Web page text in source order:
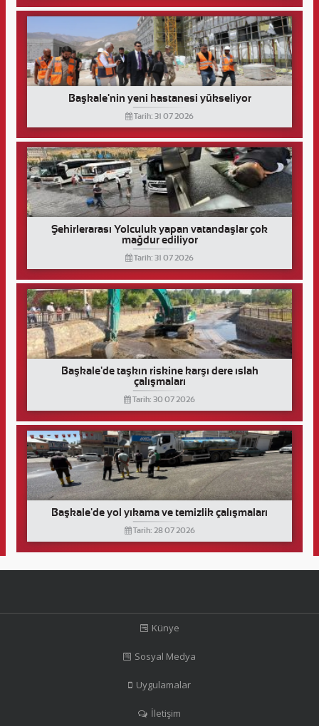
Başkale'nin yeni hastanesi yükseliyor
Tarih: 31 07 2026
Şehirlerarası Yolculuk yapan vatandaşlar çok
mağdur ediliyor
Tarih: 31 07 2026
Başkale'de taşkın riskine karşı dere ıslah
çalışmaları
Tarih: 30 07 2026
Başkale'de yol yıkama ve temizlik çalışmaları
Tarih: 28 07 2026
Künye
Sosyal Medya
Uygulamalar
İletişim